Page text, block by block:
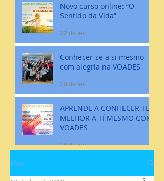
Novo curso online: “O
Sentido da Vida”
22 de fev.
Conhecer-se a si mesmo
com alegria na VOADES
20 de fev.
APRENDE A CONHECER-TE
MELHOR A TÍ MESMO COM
VOADES
16 de jan.
Post